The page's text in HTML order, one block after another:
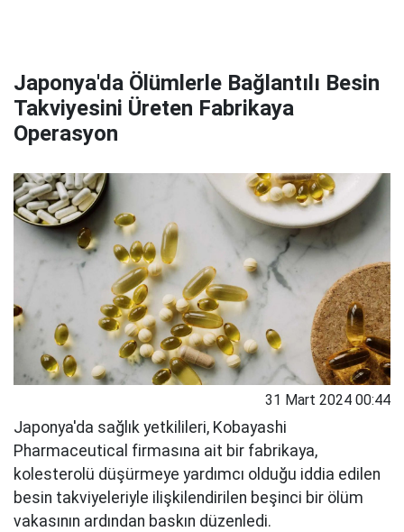
Japonya'da Ölümlerle Bağlantılı Besin
Takviyesini Üreten Fabrikaya
Operasyon
31 Mart 2024 00:44
Japonya'da sağlık yetkilileri, Kobayashi
Pharmaceutical firmasına ait bir fabrikaya,
kolesterolü düşürmeye yardımcı olduğu iddia edilen
besin takviyeleriyle ilişkilendirilen beşinci bir ölüm
vakasının ardından baskın düzenledi.